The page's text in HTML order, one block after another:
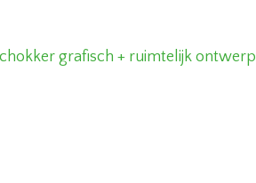
grafisch + ruimtelijk ontwerp